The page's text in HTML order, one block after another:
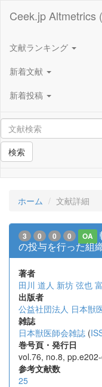
Ceek.jp Altmetrics
文献ランキング
新着文献
新着投稿
検索
ホーム 文献詳細
3 0 0 0 OA
の投与を行った組
著者
田川 道人 新坊 弦也
出版者
公益社団法人 日本獣
雑誌
日本獣医師会雑誌 (
巻号頁・発行日
vol.76, no.8,
参考文献数
25